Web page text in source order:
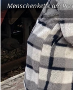
Menschenkette am